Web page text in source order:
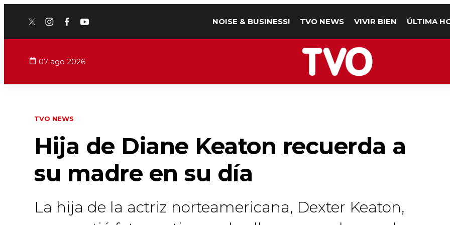
twitterinstagram
facebook
youtube NOISE & BUSINESS! TVO NEWS VIVIR BIEN ÚLTIMA
07 ago 2026
TVO NEWS
Hija de Diane Keaton recuerda a
su madre en su día
La hija de la actriz norteamericana, Dexter Keaton,